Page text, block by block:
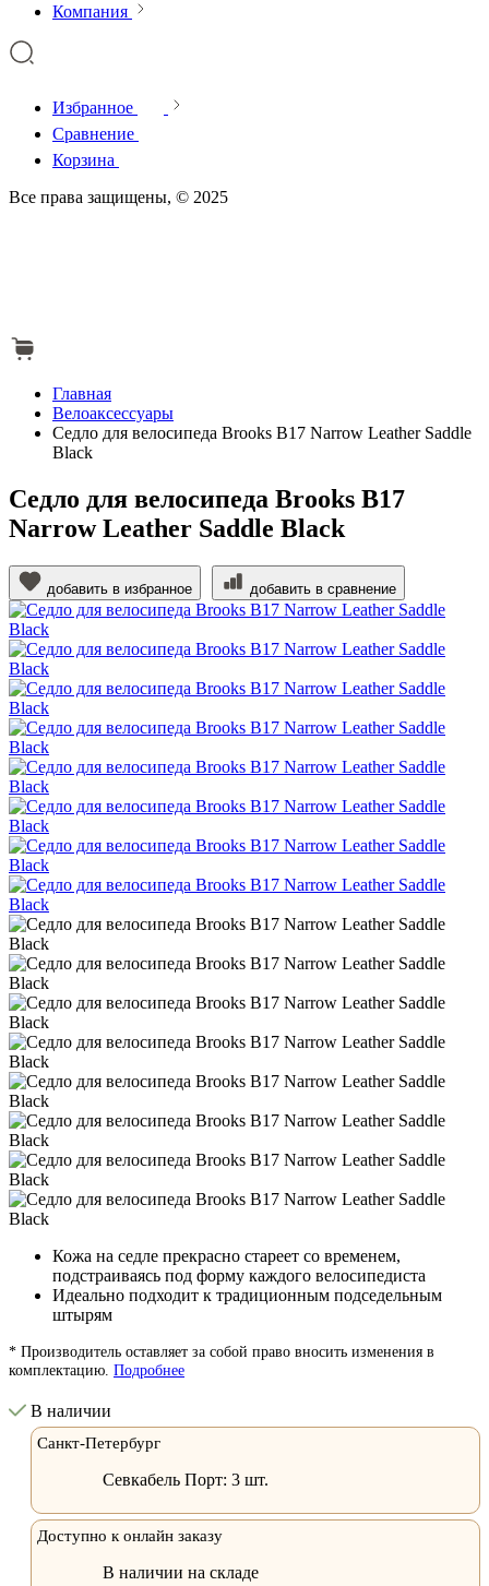
Компания
Избранное
Сравнение
Корзина
Все права защищены, © 2025
Главная
Велоаксессуары
Седло для велосипеда Brooks B17 Narrow Leather Saddle
Black
Седло для велосипеда Brooks B17
Narrow Leather Saddle Black
добавить в избранное добавить в сравнение
Кожа на седле прекрасно стареет со временем,
подстраиваясь под форму каждого велосипедиста
Идеально подходит к традиционным подседельным
штырям
* Производитель оставляет за собой право вносить изменения в
комплектацию. Подробнее
В наличии
Санкт-Петербург
Севкабель Порт: 3 шт.
Доступно к онлайн заказу
В наличии на складе